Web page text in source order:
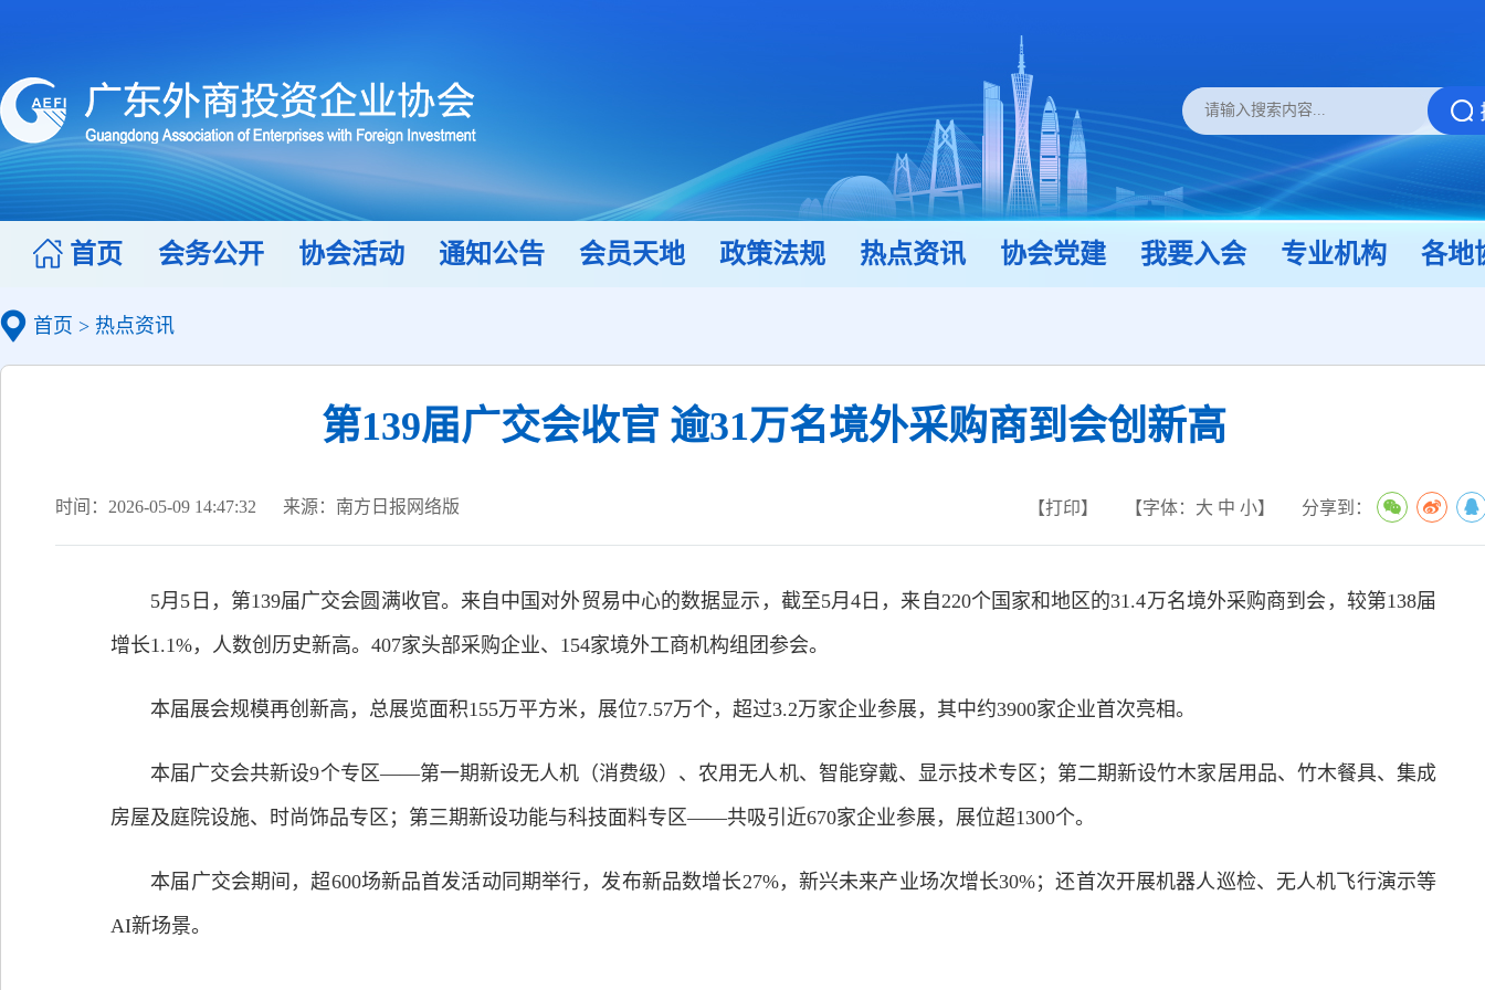
首页 会务公开 协会活动 通知公告 会员天地 政策法规 热点资讯 协会党建 我要入会 专业机构 各地
首页 > 热点资讯
第139届广交会收官 逾31万名境外采购商到会创新高
时间：2026-05-09 14:47:32 来源：南方日报网络版 【打印】 【字体： 大 中 小】 分享到：
5月5日，第139届广交会圆满收官。来自中国对外贸易中心的数据显示，截至5月4日，来自220个国家和地区的31.4万名境外采购商到会，较第138届
增长1.1%，人数创历史新高。407家头部采购企业、154家境外工商机构组团参会。
本届展会规模再创新高，总展览面积155万平方米，展位7.57万个，超过3.2万家企业参展，其中约3900家企业首次亮相。
本届广交会共新设9个专区——第一期新设无人机（消费级）、农用无人机、智能穿戴、显示技术专区；第二期新设竹木家居用品、竹木餐具、集成
房屋及庭院设施、时尚饰品专区；第三期新设功能与科技面料专区——共吸引近670家企业参展，展位超1300个。
本届广交会期间，超600场新品首发活动同期举行，发布新品数增长27%，新兴未来产业场次增长30%；还首次开展机器人巡检、无人机飞行演示等
AI新场景。